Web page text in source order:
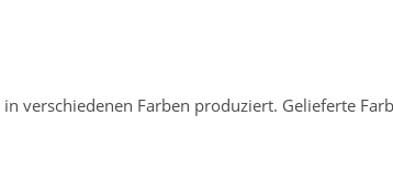
verschiedenen Farben produziert. Gelieferte